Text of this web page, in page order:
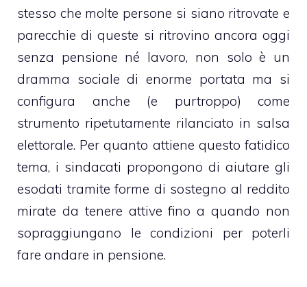
stesso che molte persone si siano ritrovate e
parecchie di queste si ritrovino ancora oggi
senza pensione né lavoro, non solo è un
dramma sociale di enorme portata ma si
configura anche (e purtroppo) come
strumento ripetutamente rilanciato in salsa
elettorale. Per quanto attiene questo fatidico
tema, i sindacati propongono di aiutare gli
esodati tramite forme di sostegno al reddito
mirate da tenere attive fino a quando non
sopraggiungano le condizioni per poterli
fare andare in pensione.